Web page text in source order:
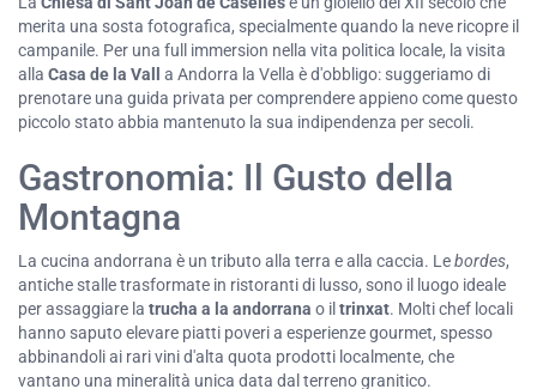
merita una sosta fotografica, specialmente quando la neve ricopre il
campanile. Per una full immersion nella vita politica locale, la visita
alla Casa de la Vall
a Andorra la Vella è d'obbligo: suggeriamo di
prenotare una guida privata per comprendere appieno come questo
piccolo stato abbia mantenuto la sua indipendenza per secoli.
Gastronomia: Il Gusto della
Montagna
La cucina andorrana è un tributo alla terra e alla caccia. Lebordes,
antiche stalle trasformate in ristoranti di lusso, sono il luogo ideale
per assaggiare la trucha a la andorrana o il trinxat. Molti chef locali
hanno saputo elevare piatti poveri a esperienze gourmet, spesso
abbinandoli ai rari vini d'alta quota prodotti localmente, che
vantano una mineralità unica data dal terreno granitico.